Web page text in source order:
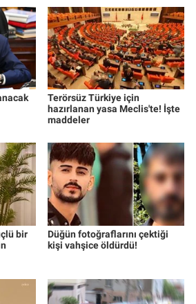
Terörsüz Türkiye için
hazırlanan yasa Meclis'te! İşte
maddeler
bir
Düğün fotoğraflarını çektiği
kişi vahşice öldürdü!